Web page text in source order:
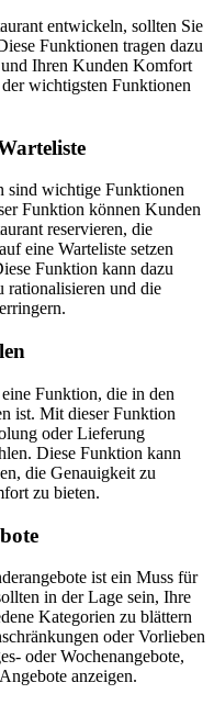
entwickeln, sollten Sie
Funktionen tragen dazu
und Ihren Kunden Komfort
wichtigsten Funktionen
sind wichtige Funktionen
Funktion können Kunden
reservieren, die
eine Warteliste setzen
Funktion kann dazu
rationalisieren und die
Funktion, die in den
ist. Mit dieser Funktion
oder Lieferung
Diese Funktion kann
die Genauigkeit zu
zu bieten.
ist ein Muss für
in der Lage sein, Ihre
Kategorien zu blättern
oder Vorlieben
oder Wochenangebote,
anzeigen.